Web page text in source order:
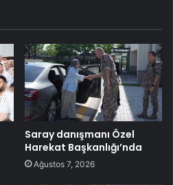
Saray danışmanı Özel
Harekat Başkanlığı’nda
Ağustos 7, 2026